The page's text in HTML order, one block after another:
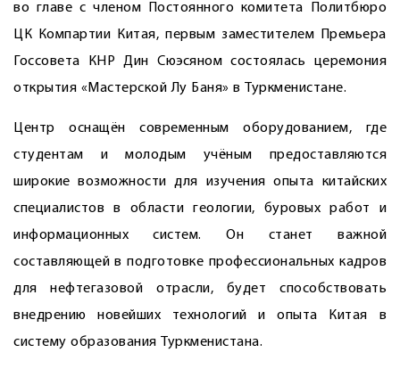
во главе с членом Постоянного комитета Политбюро
ЦК Компартии Китая, первым заместителем Премьера
Госсовета КНР Дин Сюэсяном состоялась церемония
открытия «Мастерской Лу Баня» в Туркменистане.
Центр оснащён современным оборудованием, где
студентам и молодым учёным предоставляются
широкие возможности для изучения опыта китайских
специалистов в области геологии, буровых работ и
информационных систем. Он станет важной
составляющей в подготовке профессиональных кадров
для нефтегазовой отрасли, будет способствовать
внедрению новейших технологий и опыта Китая в
систему образования Туркменистана.